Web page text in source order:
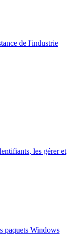
de l'industrie
les gérer et
paquets Windows